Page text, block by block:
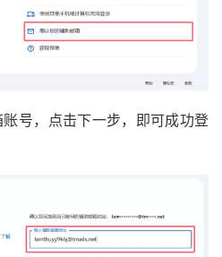
号，点击下一步，即可成功登